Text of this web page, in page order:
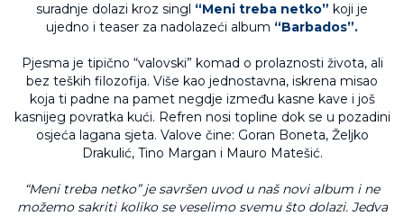
suradnje dolazi kroz singl “Meni treba netko” koji je
ujedno i teaser za nadolazeći album “Barbados”.
Pjesma je tipično “valovski” komad o prolaznosti života, ali
bez teških filozofija. Više kao jednostavna, iskrena misao
koja ti padne na pamet negdje između kasne kave i još
kasnijeg povratka kući. Refren nosi topline dok se u pozadini
osjeća lagana sjeta. Valove čine: Goran Boneta, Željko
Drakulić, Tino Margan i Mauro Matešić.
“Meni treba netko” je savršen uvod u naš novi album i ne
možemo sakriti koliko se veselimo svemu što dolazi. Jedva